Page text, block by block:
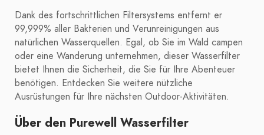
Dank des fortschrittlichen Filtersystems entfernt er
99,999% aller Bakterien und Verunreinigungen aus
natürlichen Wasserquellen. Egal, ob Sie im Wald campen
oder eine Wanderung unternehmen, dieser Wasserfilter
bietet Ihnen die Sicherheit, die Sie für Ihre Abenteuer
benötigen. Entdecken Sie weitere nützliche
Ausrüstungen für Ihre nächsten Outdoor-Aktivitäten.
Über den Purewell Wasserfilter